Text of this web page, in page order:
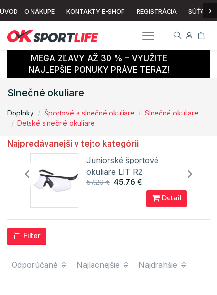
ÚVOD O NÁKUPE KONTAKTY E-SHOP REGISTRÁCIA SÚŤAŽ ›
MEGA ZĽAVY AŽ 30 % – VYUŽITE
NAJLEPŠIE PONUKY PRÁVE TERAZ!
Slnečné okuliare
Doplnky Športové a slnečné okuliare
Slnečné okuliare
Detské slnečné okuliare
Najpredávanejší v tejto kategórii
Juniorské športové
okuliare LIT R2
57.20 € 45.76 €
Detail
Filter
Odporúčané Najlacnejšie Najdrahšie